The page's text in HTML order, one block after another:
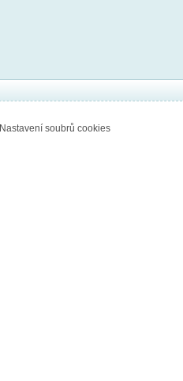
Nastavení soubrů cookies